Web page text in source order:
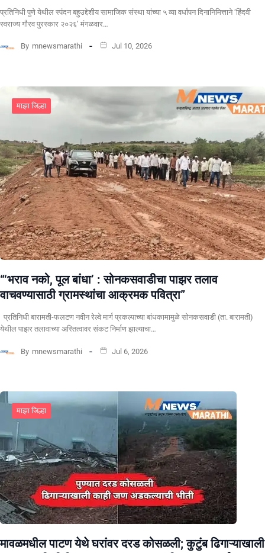
प्रतिनिधी पुणे येथील स्पंदन बहुउद्देशीय सामाजिक संस्था यांच्या ५ व्या वर्धापन दिनानिमित्ताने ‘हिंदवी
स्वराज्य गौरव पुरस्कार २०२६’ मंगळवार…
By mnewsmarathi Jul 10, 2026
माझा जिल्हा
“‘भराव नको, पूल बांधा’ : सोनकसवाडीचा पाझर तलाव
वाचवण्यासाठी ग्रामस्थांचा आक्रमक पवित्रा”
प्रतिनिधी बारामती-फलटण नवीन रेल्वे मार्ग प्रकल्पाच्या बांधकामामुळे सोनकसवाडी (ता. बारामती)
येथील पाझर तलावाच्या अस्तित्वावर संकट निर्माण झाल्याचा…
By mnewsmarathi Jul 6, 2026
माझा जिल्हा
मावळमधील पाटण येथे घरांवर दरड कोसळली; कुटुंब ढिगाऱ्याखाली